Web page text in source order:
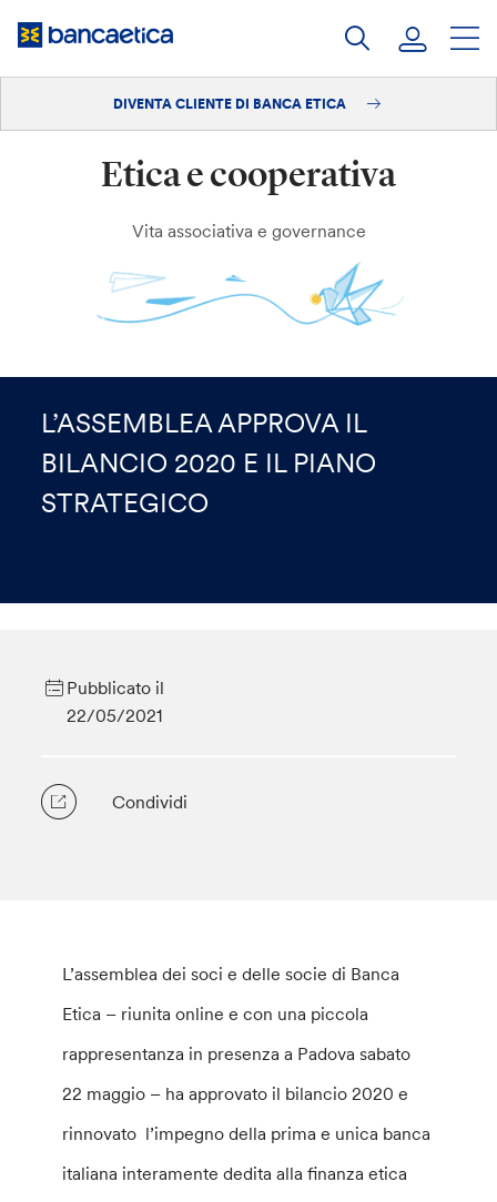
Diventa cliente
DIVENTA CLIENTE DI BANCA ETICA
Etica e cooperativa
Vita associativa e governance
L’ASSEMBLEA APPROVA IL
BILANCIO 2020 E IL PIANO
STRATEGICO
Pubblicato il
22/05/2021
Condividi
L’assemblea dei soci e delle socie di Banca
Etica – riunita online e con una piccola
rappresentanza in presenza a Padova sabato
22 maggio – ha approvato il bilancio 2020 e
rinnovato l’impegno della prima e unica banca
italiana interamente dedita alla finanza etica